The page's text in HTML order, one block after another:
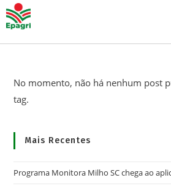
No momento, não há nenhum post
tag.
Mais Recentes
Programa Monitora Milho SC chega ao